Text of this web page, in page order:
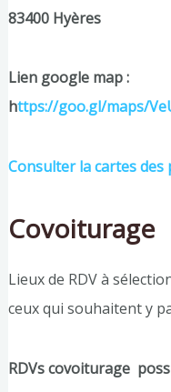
83400 Hyères
Lien google map :
https://goo.gl/maps/
Consulter la cartes des
Covoiturage
Lieux de RDV à
ceux qui souhaitent y
RDVs covoiturage